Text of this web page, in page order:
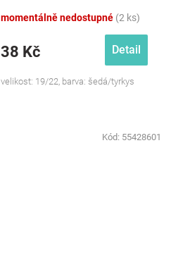
momentálně nedostupné (2 ks)
38 Kč Detail
velikost: 19/22, barva: šedá/tyrkys
Kód: 55428601